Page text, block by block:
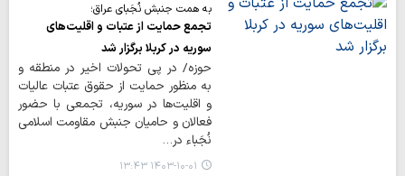
به همت جنبش نُجَبای عراق؛
تجمع حمایت از عتبات و اقلیت‌های
سوریه در کربلا برگزار شد
حوزه/ در پی تحولات اخیر در منطقه و
به منظور حمایت از حقوق عتبات عالیات
و اقلیت‌ها در سوریه، تجمعی با حضور
فعالان و حامیان جنبش مقاومت اسلامی
نُجَباء در…
۱۴۰۳-۱۰-۰۱ ۱۳:۴۳